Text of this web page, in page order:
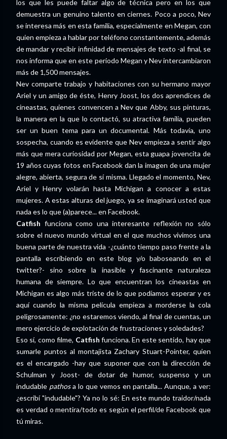
los que les puede faltar algo de técnica pero en los que
demuestra un genuino talento en ciernes. Poco a poco, Nev
se interesa más en esta familia, especialmente en Megan, con
quien empieza a hablar por teléfono constantemente, además
de mandar y recibir infinidad de mensajes de texto -al final, se
nos informa que en este periodo Megan y Nev intercambiaron
más de 1,500 mensajes.
Nev comparte trabajo y habitaciones con su hermano mayor
Ariel y un amigo de éste, Henry Joost, los dos aprendices de
cineastas, quienes convencen a Nev que Abby, sus pinturas,
la manera en la que lo contactó, su atractiva familia, pueden
ser un buen tema para un documental. Más todavía, uno
sospecha, cuando es evidente que Nev empieza a sentir algo
más que mera curiosidad por Megan, esta guapa jovencita de
19 años cuyas fotos en Facebook dan la imagen de una mujer
alegre, abierta, segura de sí misma. Llegado el momento, Nev,
Ariel y Henry volarán hasta Michigan a conocer a estas
mujeres. A estas alturas del juego, ya se imaginará usted que
nada es lo que (a)parece... en Facebook.
Catfish funciona como una interesante reflexión no sólo
sobre el nuevo mundo virtual en el que muchos vivimos una
buena parte de nuestra vida -¿cuánto tiempo paso frente a la
pantalla escribiendo en este blog y/o baboseando en el
twitter?- sino sobre la inasible y fascinante naturaleza
humana de siempre. Lo que encuentran los cineastas en
Michigan es algo más triste de lo que podíamos esperar y es
aquí cuando la misma película empieza a morderse la cola
peligrosamente: ¿no estaremos viendo, al final de cuentas, un
mero ejercicio de explotación de frustraciones y soledades?
Eso sí, como filme, Catfish funciona. En este sentido, hay que
sumarle puntos al montajista Zachary Stuart-Pointer, quien
es el encargado -hay que suponer que con la dirección de
Schulman y Joost- de dotar de humor, suspenso y un
indudable pathosa lo que vemos en pantalla... Aunque, a ver:
¿escribí "indudable"? Ya no lo sé: En este mundo traidor/nada
es verdad o mentira/todo es según el perfil/de Facebook que
tú miras.